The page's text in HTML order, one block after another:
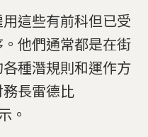
用這些有前科但已受
他們通常都是在街
種潛規則和運作方
長雷德比
。